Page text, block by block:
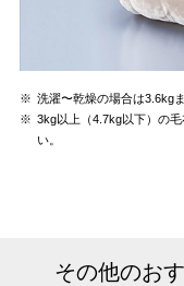
※ 洗濯〜乾燥の場合は3.6kgま
※ 3kg以上（4.7kg以下）の
い。
その他のお